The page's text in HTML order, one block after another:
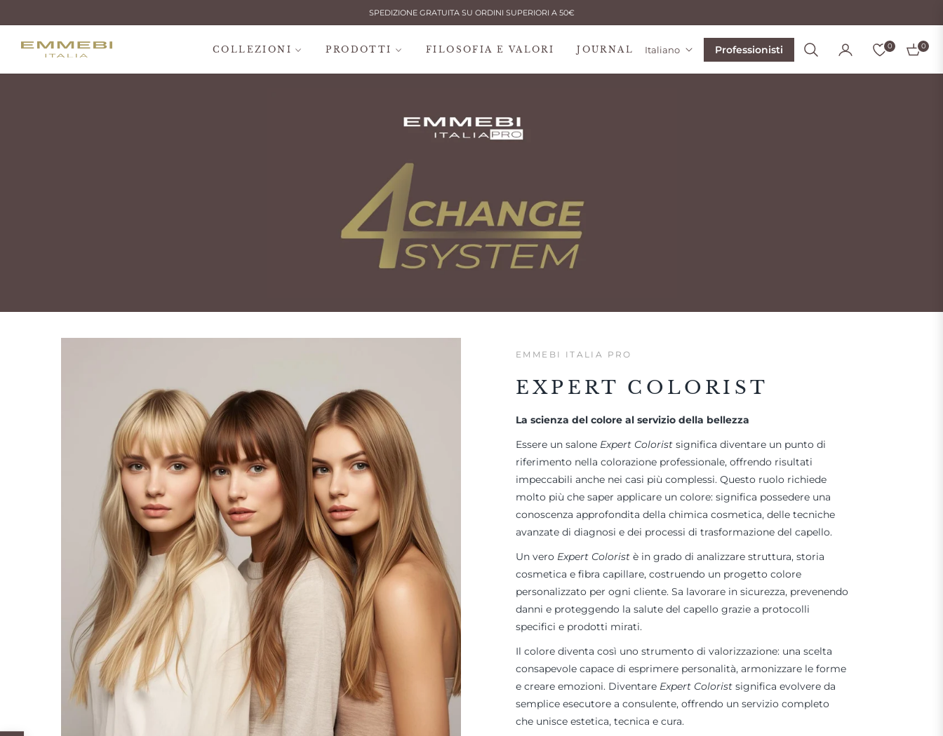
SPEDIZIONE GRATUITA SU ORDINI SUPERIORI A 50€
COLLEZIONI PRODOTTI FILOSOFIA E VALORI JOURNAL Italiano Professionisti 0
Carrello
0
EMMEBI ITALIA PRO
EXPERT COLORIST
La scienza del colore al servizio della bellezza
Essere un salone Expert Colorist significa diventare un punto di
riferimento nella colorazione professionale, offrendo risultati
impeccabili anche nei casi più complessi. Questo ruolo richiede
molto più che saper applicare un colore: significa possedere una
conoscenza approfondita della chimica cosmetica, delle tecniche
avanzate di diagnosi e dei processi di trasformazione del capello.
Un vero Expert Colorist è in grado di analizzare struttura, storia
cosmetica e fibra capillare, costruendo un progetto colore
personalizzato per ogni cliente. Sa lavorare in sicurezza, prevenendo
danni e proteggendo la salute del capello grazie a protocolli
specifici e prodotti mirati.
Il colore diventa così uno strumento di valorizzazione: una scelta
consapevole capace di esprimere personalità, armonizzare le forme
e creare emozioni. Diventare Expert Colorist significa evolvere da
semplice esecutore a consulente, offrendo un servizio completo
che unisce estetica, tecnica e cura.